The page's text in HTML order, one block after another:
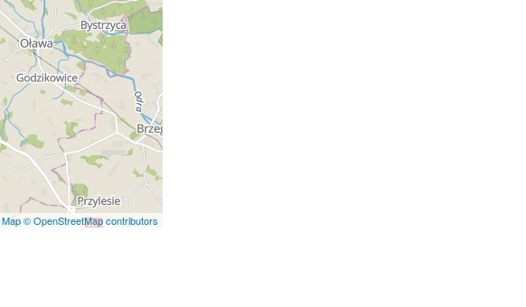
© OpenStreetMap contributors